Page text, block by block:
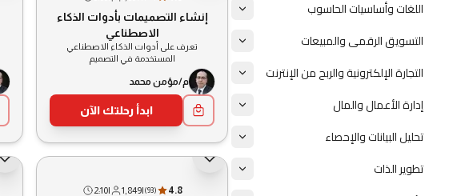
اللغات وأساسيات الحاسوب
التسويق الرقمى والمبيعات
التجارة الإلكترونية والربح من الإنترنت
إدارة الأعمال والمال
تحليل البيانات والإحصاء
تطوير الذات
إنشاء التصميمات بأدوات الذكاء
الاصطناعي
تعرف على أدوات الذكاء الاصطناعي
المستخدمة في التصميم
م/مؤمن محمد
ابدأ رحلتك الآن
4.8
(93)
|
1,849
|
2:10